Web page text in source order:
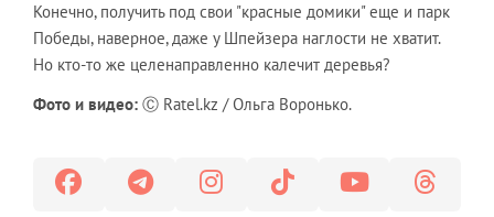
Конечно, получить под свои "красные домики" еще и парк
Победы, наверное, даже у Шпейзера наглости не хватит.
Но кто-то же целенаправленно калечит деревья?
Фото и видео: Ⓒ Ratel.kz / Ольга Воронько.